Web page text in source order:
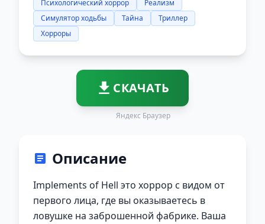
Психологический хоррор
Реализм
Симулятор ходьбы
Тайна
Триллер
Хорроры
СКАЧАТЬ
Яндекс Браузер
Описание
Implements of Hell это хоррор с видом от
первого лица, где вы оказываетесь в
ловушке на заброшенной фабрике. Ваша